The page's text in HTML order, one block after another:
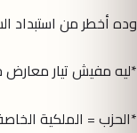
وده أخطر من استبداد
*ليه مفيش تيار معارض
*الحزب = الملكية